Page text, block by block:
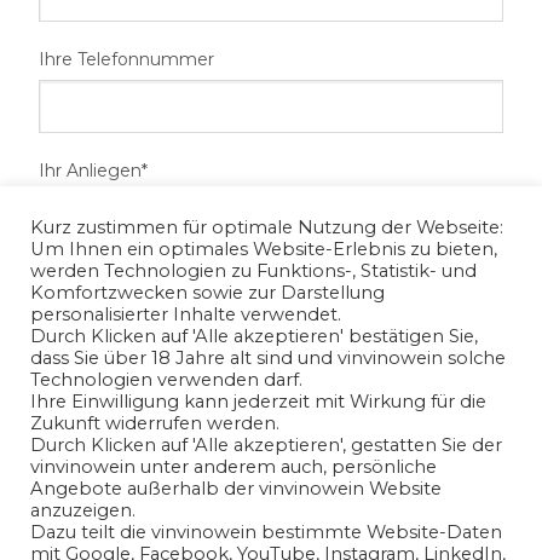
Ihre Telefonnummer
Ihr Anliegen*
Ich habe dieDatenschutzerklärunggelesen und bin mit
der Verarbeitung meiner angegeben
personenbezogenen Daten in Übereinstimmung mit den
Bedingungen der Datenschutzerklärungeinverstanden.
Kurz zustimmen für optimale Nutzung der Webseite:
Um Ihnen ein optimales Website-Erlebnis zu bieten,
werden Technologien zu Funktions-, Statistik- und
Komfortzwecken sowie zur Darstellung
personalisierter Inhalte verwendet.
Durch Klicken auf 'Alle akzeptieren' bestätigen Sie,
dass Sie über 18 Jahre alt sind und vinvinowein solche
Technologien verwenden darf.
Ihre Einwilligung kann jederzeit mit Wirkung für die
Zukunft widerrufen werden.
Durch Klicken auf 'Alle akzeptieren', gestatten Sie der
vinvinowein unter anderem auch, persönliche
Angebote außerhalb der vinvinowein Website
anzuzeigen.
Dazu teilt die vinvinowein bestimmte Website-Daten
mit Google, Facebook, YouTube, Instagram, LinkedIn,